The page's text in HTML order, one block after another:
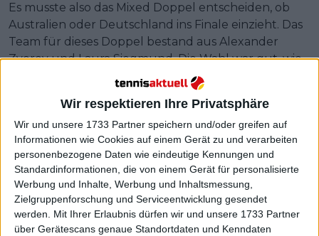
Wir respektieren Ihre Privatsphäre
Wir und unsere 1733 Partner speichern und/oder greifen auf
Informationen wie Cookies auf einem Gerät zu und verarbeiten
personenbezogene Daten wie eindeutige Kennungen und
Standardinformationen, die von einem Gerät für personalisierte
Werbung und Inhalte, Werbung und Inhaltsmessung,
Zielgruppenforschung und Serviceentwicklung gesendet
werden.
Mit Ihrer Erlaubnis dürfen wir und unsere 1733 Partner
über Gerätescans genaue Standortdaten und Kenndaten
Es musste also das Mixed Doppel entscheiden, ob
Australien oder Deutschland ins Finale einzieht. Das
Team für dieses Doppel bestand aus Alexander
Zverev und Laura Siegmund. Die Wahl war gut, wie
Weiterlesen
Alexander Zverev führt das
deutsche Team zum Sieg beim
United Cup-Sieg : "Ich habe dem
Team gesagt, dass ich das Gefühl
habe, dass wir es verdient haben,
hier zu sein"